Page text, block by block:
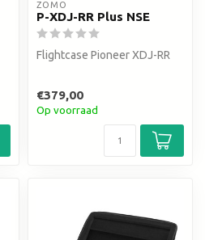
ZOMO
P-XDJ-RR Plus NSE
Flightcase Pioneer XDJ-RR
€379,00
Op voorraad